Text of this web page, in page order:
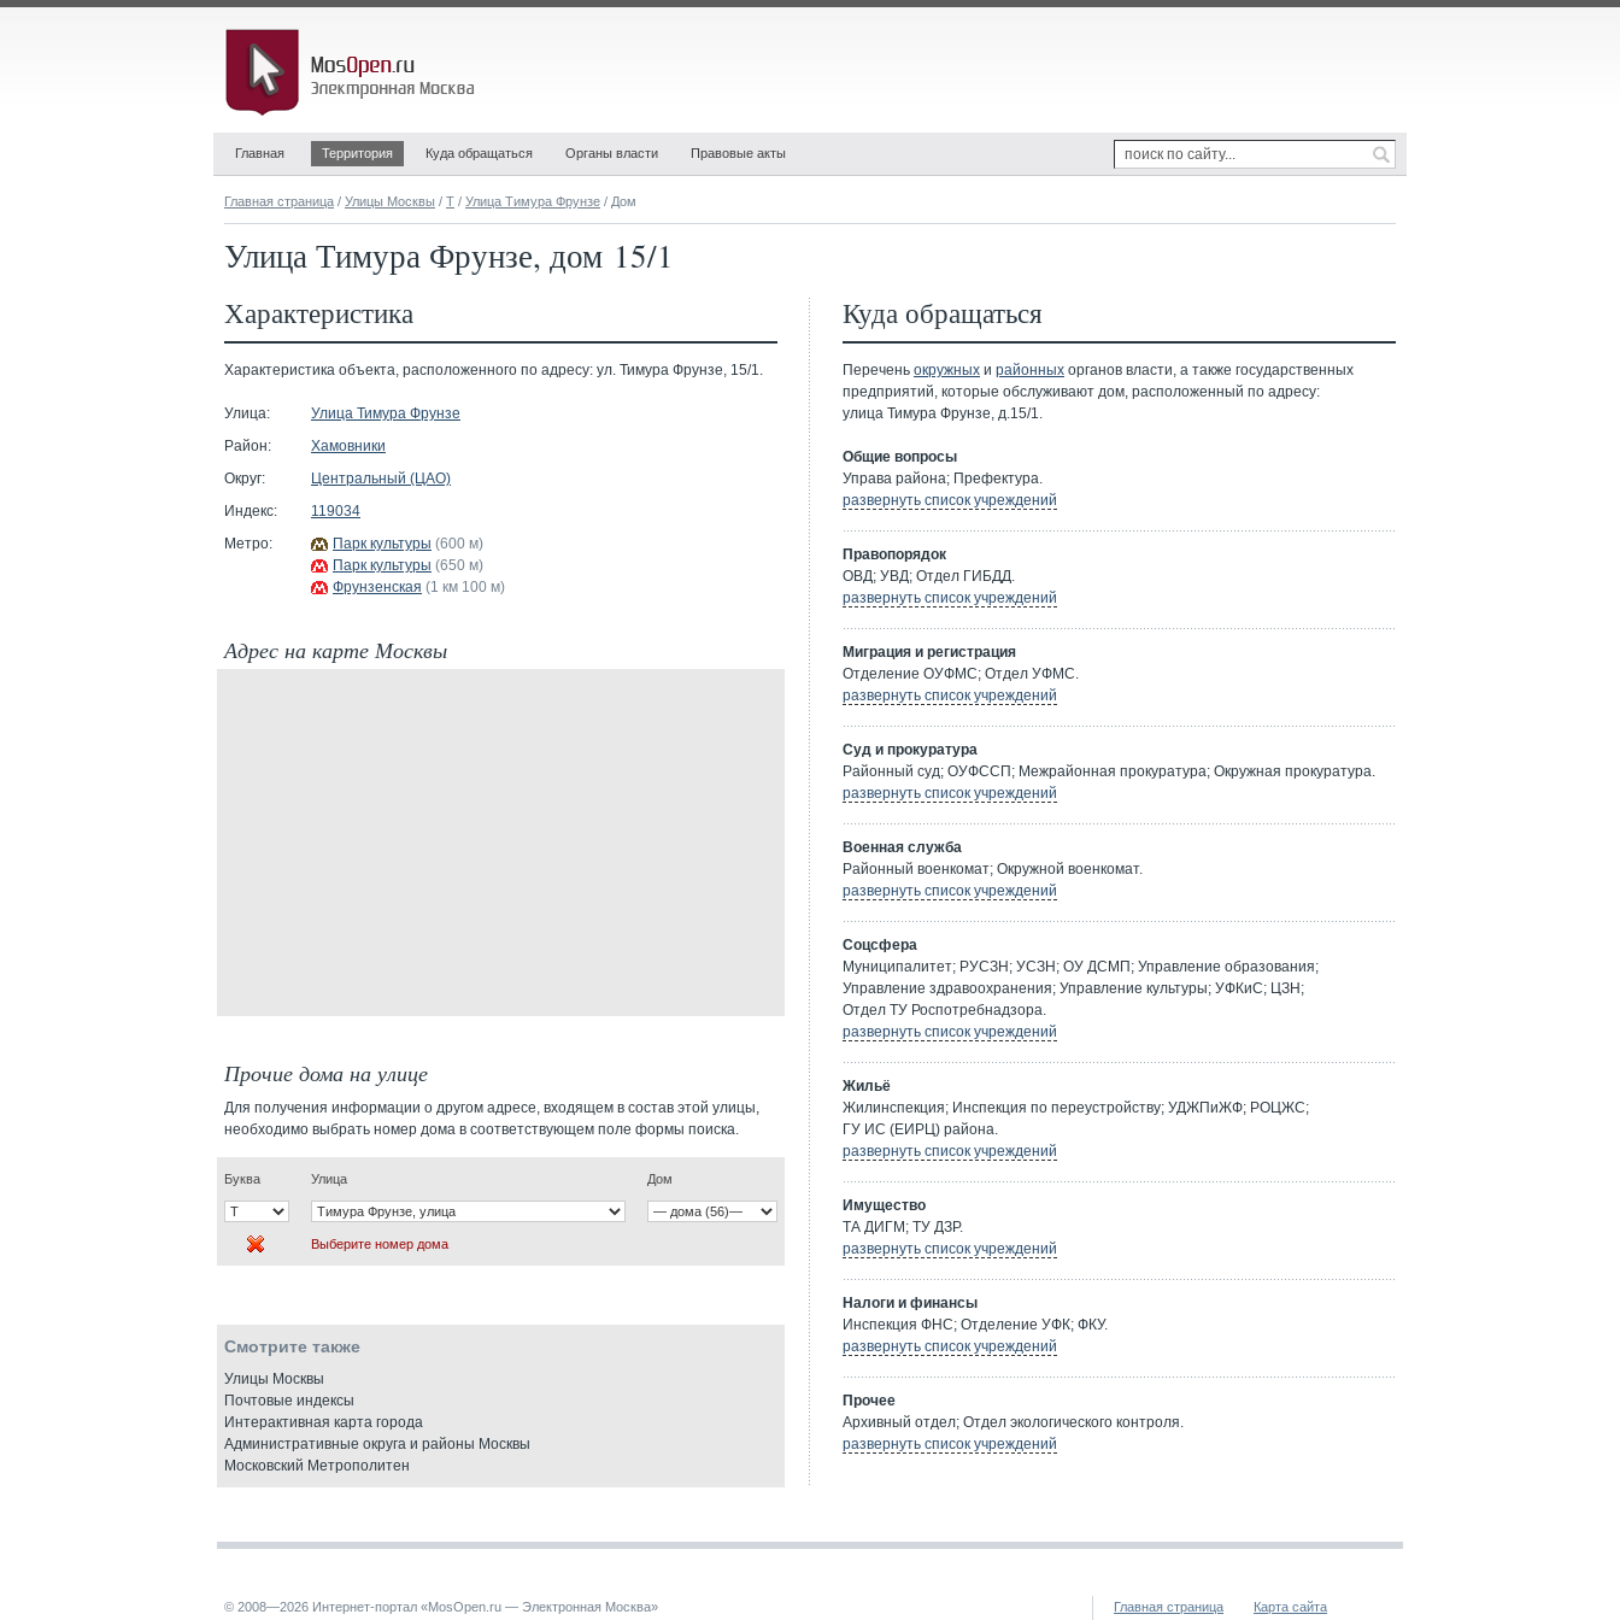
Главная Территория Куда обращаться Органы власти Правовые акты
Главная страница / Улицы Москвы / Т / Улица Тимура Фрунзе / Дом
Улица Тимура Фрунзе, дом 15/1
Характеристика
Характеристика объекта, расположенного по адресу: ул. Тимура Фрунзе, 15/1.
Улица:
Улица Тимура Фрунзе
Район:
Хамовники
Округ:
Центральный (ЦАО)
Индекс:
119034
Метро:
Парк культуры (600 м)
Парк культуры (650 м)
Фрунзенская (1 км 100 м)
Адрес на карте Москвы
Прочие дома на улице
Для получения информации о другом адресе, входящем в состав этой улицы,
необходимо выбрать номер дома в соответствующем поле формы поиска.
Буква Улица Дом
Выберите номер дома
Смотрите также
Улицы Москвы
Почтовые индексы
Интерактивная карта города
Административные округа и районы Москвы
Московский Метрополитен
Куда обращаться
Перечень окружных и районных органов власти, а также государственных
предприятий, которые обслуживают дом, расположенный по адресу:
улица Тимура Фрунзе, д.15/1.
Общие вопросы
Управа района; Префектура.
развернуть список учреждений
Правопорядок
ОВД; УВД; Отдел ГИБДД.
развернуть список учреждений
Миграция и регистрация
Отделение ОУФМС; Отдел УФМС.
развернуть список учреждений
Суд и прокуратура
Районный суд; ОУФССП; Межрайонная прокуратура; Окружная прокуратура.
развернуть список учреждений
Военная служба
Районный военкомат; Окружной военкомат.
развернуть список учреждений
Соцсфера
Муниципалитет; РУСЗН; УСЗН; ОУ ДСМП; Управление образования;
Управление здравоохранения; Управление культуры; УФКиС; ЦЗН;
Отдел ТУ Роспотребнадзора.
развернуть список учреждений
Жильё
Жилинспекция; Инспекция по переустройству; УДЖПиЖФ; РОЦЖС;
ГУ ИС (ЕИРЦ) района.
развернуть список учреждений
Имущество
ТА ДИГМ; ТУ ДЗР.
развернуть список учреждений
Налоги и финансы
Инспекция ФНС; Отделение УФК; ФКУ.
развернуть список учреждений
Прочее
Архивный отдел; Отдел экологического контроля.
развернуть список учреждений
© 2008—2026 Интернет-портал «MosOpen.ru — Электронная Москва» Главная страница Карта сайта